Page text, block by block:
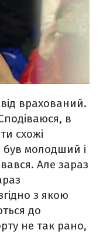
врахований.
в
схожі
був молодший і
Але зараз
з якою
до
не так рано,